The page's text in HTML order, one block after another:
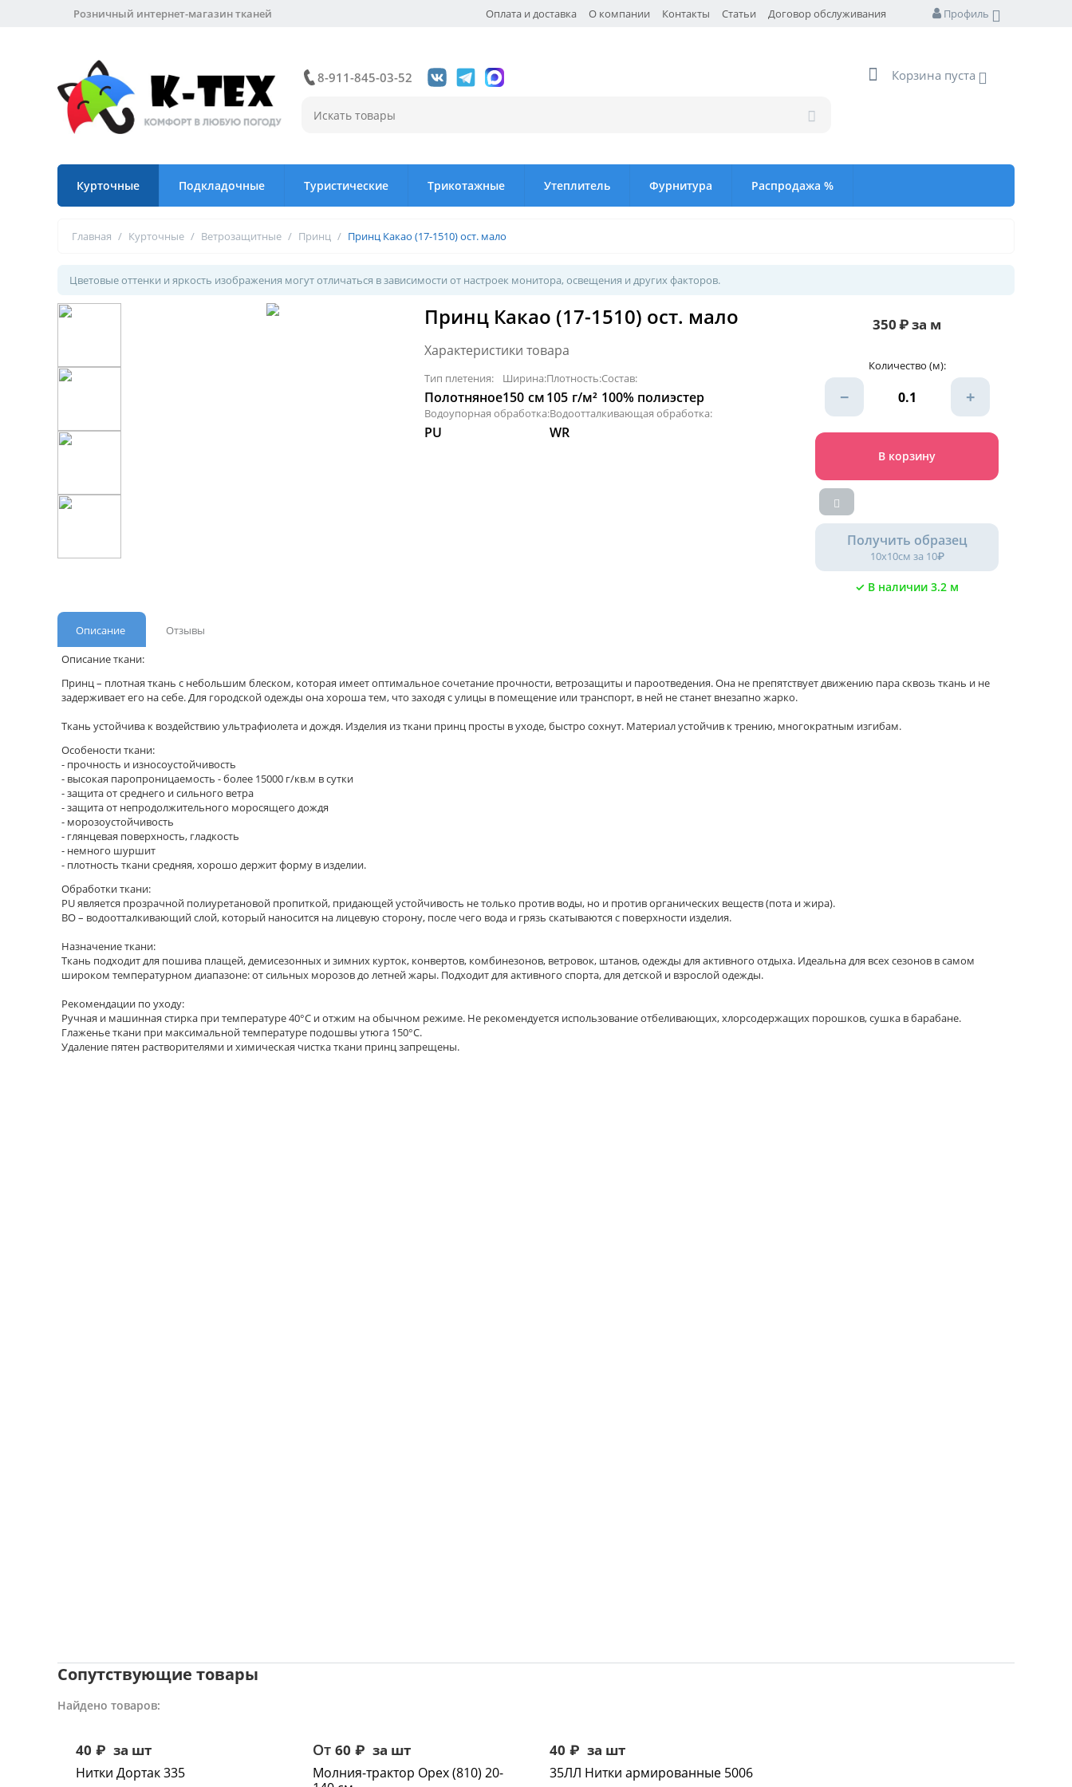
Профиль
Оплата и доставка О компании Контакты Статьи Договор обслуживания
Розничный интернет-магазин тканей
8-911-845-03-52 Корзина пуста
Курточные Подкладочные Туристические Трикотажные Утеплитель Фурнитура Распродажа %
Главная / Курточные / Ветрозащитные / Принц / Принц Какао (17-1510) ост. мало
Цветовые оттенки и яркость изображения могут отличаться в зависимости от настроек монитора, освещения и других факторов.
Принц Какао (17-1510) ост. мало
Характеристики товара
Тип плетения:
Полотняное
Ширина:
150 см
Плотность:
105 г/м²
Состав:
100% полиэстер
Водоупорная обработка:
PU
Водоотталкивающая обработка:
WR
350₽за м
Количество (м):
− +
В корзину
Получить образец
10х10см за 10₽
✓ В наличии 3.2 м
Описание
Отзывы
Описание ткани:
Принц – плотная ткань с небольшим блеском, которая имеет оптимальное сочетание прочности, ветрозащиты и пароотведения. Она не препятствует движению пара сквозь ткань и не
задерживает его на себе. Для городской одежды она хороша тем, что заходя с улицы в помещение или транспорт, в ней не станет внезапно жарко.
Ткань устойчива к воздействию ультрафиолета и дождя. Изделия из ткани принц просты в уходе, быстро сохнут. Материал устойчив к трению, многократным изгибам.
Особености ткани:
- прочность и износоустойчивость
- высокая паропроницаемость - более 15000 г/кв.м в сутки
- защита от среднего и сильного ветра
- защита от непродолжительного моросящего дождя
- морозоустойчивость
- глянцевая поверхность, гладкость
- немного шуршит
- плотность ткани средняя, хорошо держит форму в изделии.
Обработки ткани:
PU является прозрачной полиуретановой пропиткой, придающей устойчивость не только против воды, но и против органических веществ (пота и жира).
ВО – водоотталкивающий слой, который наносится на лицевую сторону, после чего вода и грязь скатываются с поверхности изделия.
Назначение ткани:
Ткань подходит для пошива плащей, демисезонных и зимних курток, конвертов, комбинезонов, ветровок, штанов, одежды для активного отдыха. Идеальна для всех сезонов в самом
широком температурном диапазоне: от сильных морозов до летней жары. Подходит для активного спорта, для детской и взрослой одежды.
Рекомендации по уходу:
Ручная и машинная стирка при температуре 40°С и отжим на обычном режиме. Не рекомендуется использование отбеливающих, хлорсодержащих порошков, сушка в барабане.
Глаженье ткани при максимальной температуре подошвы утюга 150°С.
Удаление пятен растворителями и химическая чистка ткани принц запрещены.
Сопутствующие товары
Найдено товаров:
40 ₽ за шт
Нитки Дортак 335
От 60 ₽ за шт
Молния-трактор Орех (810) 20-
40 ₽ за шт
35ЛЛ Нитки армированные 5006